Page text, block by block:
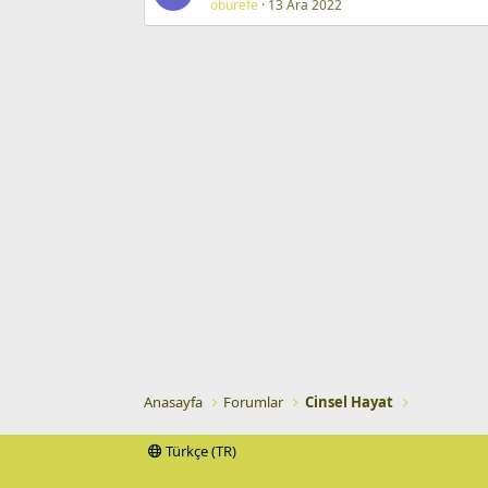
oburefe 13 Ara 2022
Anasayfa Forumlar Cinsel Hayat
Türkçe (TR)